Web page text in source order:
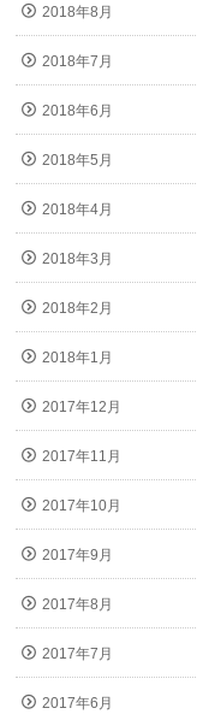
2018年8月
2018年7月
2018年6月
2018年5月
2018年4月
2018年3月
2018年2月
2018年1月
2017年12月
2017年11月
2017年10月
2017年9月
2017年8月
2017年7月
2017年6月